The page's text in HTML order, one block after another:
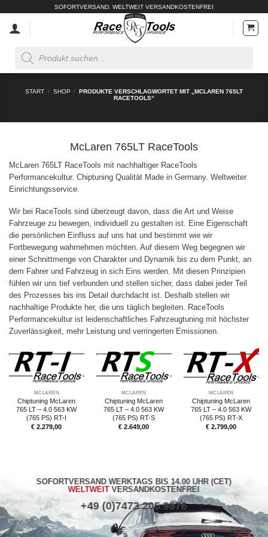
springen
SOFORTVERSAND. WELTWEIT VERSANDKOSTENFREI
search
START / SHOP / PRODUKTE VERSCHLAGWORTET MIT „MCLAREN 765LT
RACETOOLS“
McLaren 765LT RaceTools
McLaren 765LT RaceTools mit nachhaltiger RaceTools
Performancekultur. Chiptuning Qualität Made in Germany. Weltweiter
Einrichtungsservice.
Wir bei RaceTools sind überzeugt davon, dass die Art und Weise
Fahrzeuge zu bewegen, individuell zu gestalten ist. Eine Eigenschaft
die persönlichen Einfluss auf uns hat und bestimmt wie wir
Fortbewegung wahrnehmen möchten. Auf diesem Weg begegnen wir
einer Schnittmenge von Charakter und Dynamik bis zu dem Punkt, an
dem Fahrer und Fahrzeug in sich Eins werden. Mit diesen Prinzipien
fühlen wir uns tief verbunden und stellen sicher, dass dabei jeder Teil
des Prozesses bis ins Detail durchdacht ist. Deshalb stellen wir
nachhaltige Produkte her, die uns täglich begleiten. RaceTools
Performancekultur ist leidenschaftliches Fahrzeugtuning mit höchster
Zuverlässigkeit, mehr Leistung und verringerten Emissionen.
MCLAREN
Chiptuning McLaren
765 LT – 4.0 563 KW
(765 PS) RT-I
€ 2.279,00
MCLAREN
Chiptuning McLaren
765 LT – 4.0 563 KW
(765 PS) RT-S
€ 2.649,00
MCLAREN
Chiptuning McLaren
765 LT – 4.0 563 KW
(765 PS) RT-X
€ 2.799,00
SOFORTVERSAND WERKTAGS BIS 14.00 UHR (CET)
WELTWEITVERSANDKOSTENFREI
+49 (0)7473 205 9876